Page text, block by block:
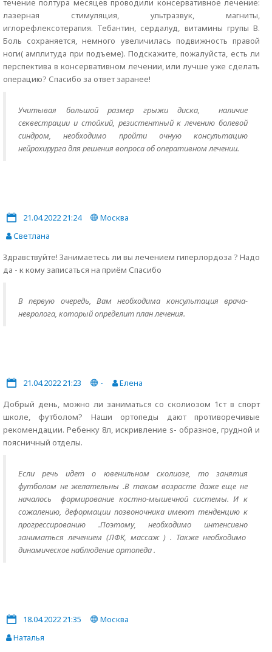
течение полтура месяцев проводили консервативное лечение:
лазерная стимуляция, ультразвук, магниты,
иглорефлексотерапия. Тебантин, сердалуд, витамины групы B.
Боль сохраняется, немного увеличилась подвижность правой
ноги( амплитуда при подъеме). Подскажите, пожалуйста, есть ли
перспектива в консервативном лечении, или лучше уже сделать
операцию? Спасибо за ответ заранее!
Учитывая большой размер грыжи диска, наличие
секвестрации и стойкий, резистентный к лечению болевой
синдром, необходимо пройти очную консультацию
нейрохирурга для решения вопроса об оперативном лечении.
21.04.2022 21:24
Москва
Светлана
Здравствуйте! Занимаетесь ли вы лечением гиперлордоза ? Надо
да - к кому записаться на приём Спасибо
В первую очередь, Вам необходима консультация врача-
невролога, который определит план лечения.
21.04.2022 21:23 -
Елена
Добрый день, можно ли заниматься со сколиозом 1ст в спорт
школе, футболом? Наши ортопеды дают противоречивые
рекомендации. Ребенку 8л, искривление s- образное, грудной и
поясничный отделы.
Если речь идет о ювенильном сколиозе, то занятия
футболом не желательны .В таком возрасте даже еще не
началось формирование костно-мышечной системы. И к
сожалению, деформации позвоночника имеют тенденцию к
прогрессированию .Поэтому, необходимо интенсивно
заниматься лечением (ЛФК, массаж ) . Также необходимо
динамическое наблюдение ортопеда .
18.04.2022 21:35
Москва
Наталья